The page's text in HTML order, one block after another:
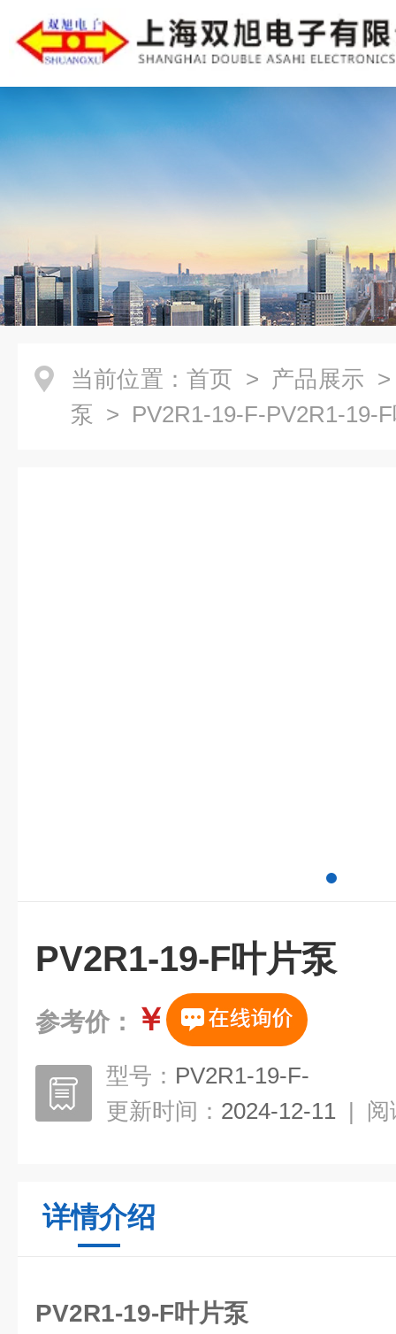
当前位置： 首页 > 产品展示
泵 > PV2R1-19-F-PV2R1-19-
PV2R1-19-F叶片泵
参考价： ￥
型号： PV2R1-19-F-
更新时间： 2024-12-11 | 阅
详情介绍
PV2R1-19-F叶片泵